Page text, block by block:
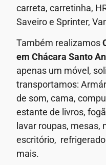
carreta, carretinha,
Saveiro e Sprinter,
Também realizamos
em Chácara Santo
apenas um móvel,
transportamos:
de som, cama,
estante de livros,
lavar roupas, mesas,
escritório,
mais.